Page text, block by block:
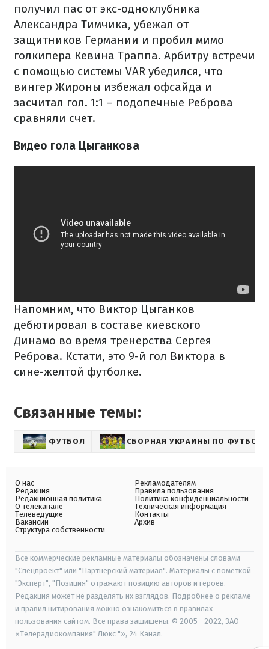
получил пас от экс-одноклубника
Александра Тимчика, убежал от
защитников Германии и пробил мимо
голкипера Кевина Траппа. Арбитру встречи
с помощью системы VAR убедился, что
вингер Жироны избежал офсайда и
засчитал гол. 1:1 – подопечные Реброва
сравняли счет.
Видео гола Цыганкова
Напомним, что Виктор Цыганков
дебютировал в составе киевского
Динамо во время тренерства Сергея
Реброва. Кстати, это 9-й гол Виктора в
сине-желтой футболке.
Связанные темы:
ФУТБОЛ СБОРНАЯ УКРАИНЫ ПО ФУТБОЛУ
О нас
Редакция
Редакционная политика
О телеканале
Телеведущие
Вакансии
Структура собственности
Рекламодателям
Правила пользования
Политика конфиденциальности
Техническая информация
Контакты
Архив
Все коммерческие рекламные материалы обозначены словами
"Спецпроект" или "Партнерский материал". Материалы с пометкой
"Эксперт", "Позиция" отражают позицию авторов и героев.
Редакция может не разделять их взглядов. Подробнее о рекламе
и правил цитирования можно ознакомиться в правилах
пользования сайтом. Все права защищены. © 2005—2022, ЗАО
«Телерадиокомпания" Люкс "», 24 Канал.